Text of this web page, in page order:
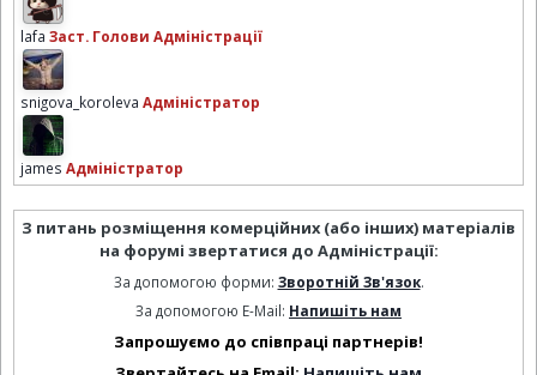
lafa Заст. Голови Адміністрації
snigova_koroleva Адміністратор
james Адміністратор
З питань розміщення комерційних (або інших) матеріалів
на форумі звертатися до Адміністрації:
За допомогою форми: Зворотній Зв'язок.
За допомогою E-Mail: Напишіть нам
Запрошуємо до співпраці партнерів!